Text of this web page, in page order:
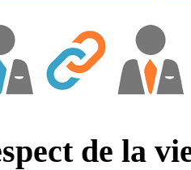
de la